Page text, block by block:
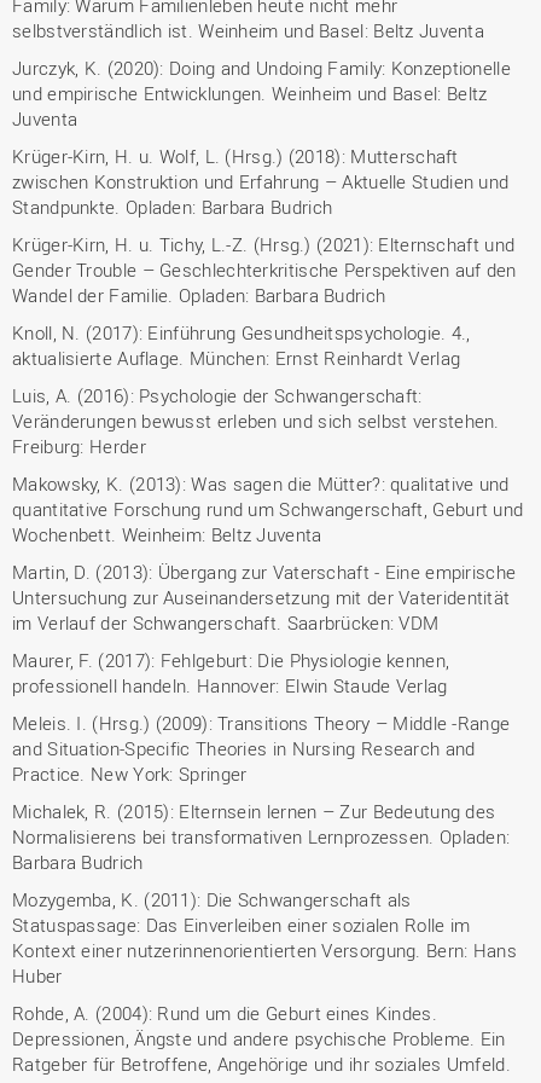
Family: Warum Familienleben heute nicht mehr
selbstverständlich ist. Weinheim und Basel: Beltz Juventa
Jurczyk, K. (2020): Doing and Undoing Family: Konzeptionelle
und empirische Entwicklungen. Weinheim und Basel: Beltz
Juventa
Krüger-Kirn, H. u. Wolf, L. (Hrsg.) (2018): Mutterschaft
zwischen Konstruktion und Erfahrung – Aktuelle Studien und
Standpunkte. Opladen: Barbara Budrich
Krüger-Kirn, H. u. Tichy, L.-Z. (Hrsg.) (2021): Elternschaft und
Gender Trouble – Geschlechterkritische Perspektiven auf den
Wandel der Familie. Opladen: Barbara Budrich
Knoll, N. (2017): Einführung Gesundheitspsychologie. 4.,
aktualisierte Auflage. München: Ernst Reinhardt Verlag
Luis, A. (2016): Psychologie der Schwangerschaft:
Veränderungen bewusst erleben und sich selbst verstehen.
Freiburg: Herder
Makowsky, K. (2013): Was sagen die Mütter?: qualitative und
quantitative Forschung rund um Schwangerschaft, Geburt und
Wochenbett. Weinheim: Beltz Juventa
Martin, D. (2013): Übergang zur Vaterschaft - Eine empirische
Untersuchung zur Auseinandersetzung mit der Vateridentität
im Verlauf der Schwangerschaft. Saarbrücken: VDM
Maurer, F. (2017): Fehlgeburt: Die Physiologie kennen,
professionell handeln. Hannover: Elwin Staude Verlag
Meleis. I. (Hrsg.) (2009): Transitions Theory – Middle -Range
and Situation-Specific Theories in Nursing Research and
Practice. New York: Springer
Michalek, R. (2015): Elternsein lernen – Zur Bedeutung des
Normalisierens bei transformativen Lernprozessen. Opladen:
Barbara Budrich
Mozygemba, K. (2011): Die Schwangerschaft als
Statuspassage: Das Einverleiben einer sozialen Rolle im
Kontext einer nutzerinnenorientierten Versorgung. Bern: Hans
Huber
Rohde, A. (2004): Rund um die Geburt eines Kindes.
Depressionen, Ängste und andere psychische Probleme. Ein
Ratgeber für Betroffene, Angehörige und ihr soziales Umfeld.